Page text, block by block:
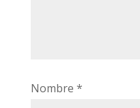
Nombre *